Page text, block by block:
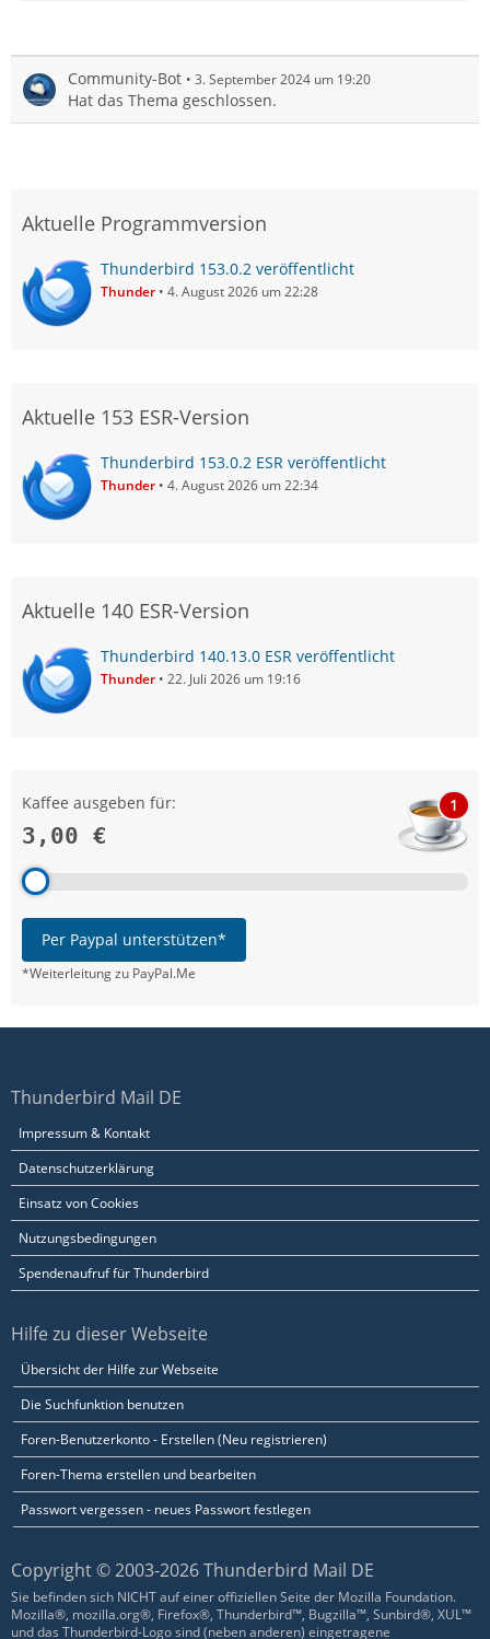
Community-Bot 3. September 2024 um 19:20
Hat das Thema geschlossen.
Aktuelle Programmversion
Thunderbird 153.0.2 veröffentlicht
Thunder 4. August 2026 um 22:28
Aktuelle 153 ESR-Version
Thunderbird 153.0.2 ESR veröffentlicht
Thunder 4. August 2026 um 22:34
Aktuelle 140 ESR-Version
Thunderbird 140.13.0 ESR veröffentlicht
Thunder 22. Juli 2026 um 19:16
Kaffee ausgeben für:
3,00 €
1
Per Paypal unterstützen*
*Weiterleitung zu PayPal.Me
Thunderbird Mail DE
Impressum & Kontakt
Datenschutzerklärung
Einsatz von Cookies
Nutzungsbedingungen
Spendenaufruf für Thunderbird
Hilfe zu dieser Webseite
Übersicht der Hilfe zur Webseite
Die Suchfunktion benutzen
Foren-Benutzerkonto - Erstellen (Neu registrieren)
Foren-Thema erstellen und bearbeiten
Passwort vergessen - neues Passwort festlegen
Copyright © 2003-2026 Thunderbird Mail DE
Sie befinden sich NICHT auf einer offiziellen Seite der Mozilla Foundation.
Mozilla®, mozilla.org®, Firefox®, Thunderbird™, Bugzilla™, Sunbird®, XUL™
und das Thunderbird-Logo sind (neben anderen) eingetragene